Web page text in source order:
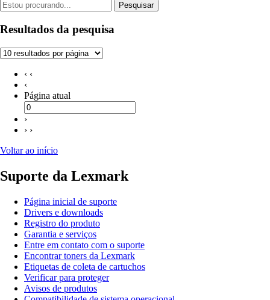
Pesquisar
Resultados da pesquisa
‹ ‹
‹
Página atual
›
› ›
Voltar ao início
Suporte da Lexmark
Página inicial de suporte
Drivers e downloads
Registro do produto
Garantia e serviços
Entre em contato com o suporte
Encontrar toners da Lexmark
Etiquetas de coleta de cartuchos
Verificar para proteger
Avisos de produtos